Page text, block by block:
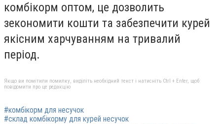
комбікорм оптом, це дозволить
зекономити кошти та забезпечити курей
якісним харчуванням на тривалий
період.
Якщо ви помітили помилку, виділіть необхідний текст і натисніть Ctrl + Enter, щоб
повідомити про це редакцію
#комбікорм для несучок
#склад комбікорму для курей несучок